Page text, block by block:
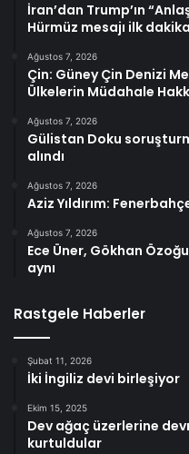
İran’dan Trump’ın
Hürmüz mesajı ilk
Ağustos 7, 2026
Çin: Güney Çin Denizi
Ülkelerin Müdahale
Ağustos 7, 2026
Gülistan Doku
alındı
Ağustos 7, 2026
Aziz Yıldırım:
Ağustos 7, 2026
Ece Üner, Gökhan
aynı
Rastgele Haberler
Şubat 11, 2026
İki İngiliz devi birleşiyor
Ekim 15, 2025
Dev ağaç üzerlerine
kurtuldular